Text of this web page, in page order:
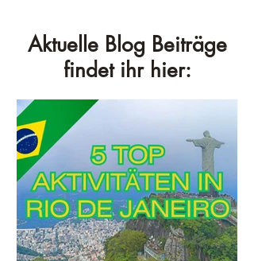
Aktuelle Blog Beiträge
findet ihr hier: